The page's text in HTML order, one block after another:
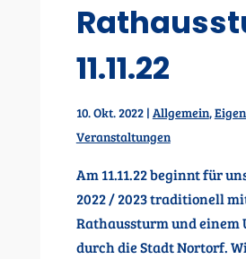
11.11.22
10. Okt. 2022| Allgemein,
Veranstaltungen
Am 11.11.22 beginnt für
2022 / 2023 traditionell
Rathaussturm und einem
durch die Stadt Nortorf.